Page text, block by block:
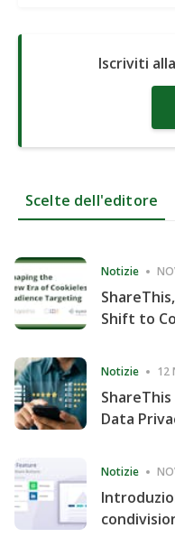
Iscriviti
Scelte dell'editore
Notizie
Shift to
Notizie 12
Data
Notizie